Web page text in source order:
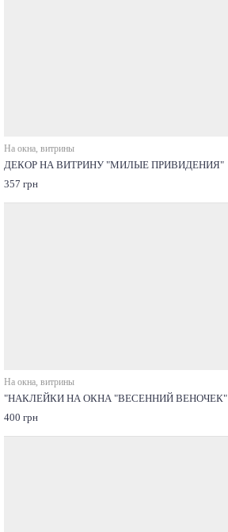
На окна, витрины
ДЕКОР НА ВИТРИНУ "МИЛЫЕ ПРИВИДЕНИЯ"
357 грн
На окна, витрины
"НАКЛЕЙКИ НА ОКНА "ВЕСЕННИЙ ВЕНОЧЕК"
400 грн